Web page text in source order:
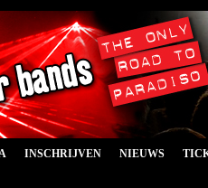
INSCHRIJVEN NIEUWS